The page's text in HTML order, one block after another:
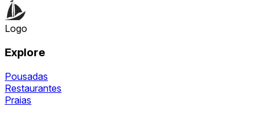
Logo
Explore
Pousadas
Restaurantes
Praias